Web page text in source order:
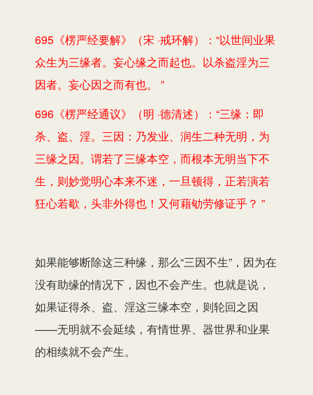
695《楞严经要解》（宋 ·戒环解）：“以世间业果
众生为三缘者。妄心缘之而起也。以杀盗淫为三
因者。妄心因之而有也。 ”
696《楞严经通议》（明 ·德清述）：“三缘：即
杀、盗、淫。三因：乃发业、润生二种无明，为
三缘之因。谓若了三缘本空，而根本无明当下不
生，则妙觉明心本来不迷，一旦顿得，正若演若
狂心若歇，头非外得也！又何藉劬劳修证乎？ ”
如果能够断除这三种缘，那么“三因不生”，因为在
没有助缘的情况下，因也不会产生。也就是说，
如果证得杀、盗、淫这三缘本空，则轮回之因
——无明就不会延续，有情世界、器世界和业果
的相续就不会产生。